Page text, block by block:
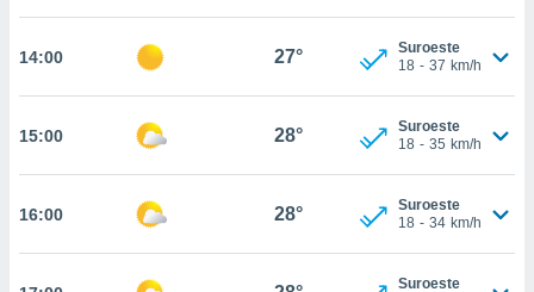
y análisis
como
y
en
14:00 27°
Suroeste
18 - 37 km/h
15:00 28°
Suroeste
18 - 35 km/h
16:00 28°
Suroeste
18 - 34 km/h
Suroeste